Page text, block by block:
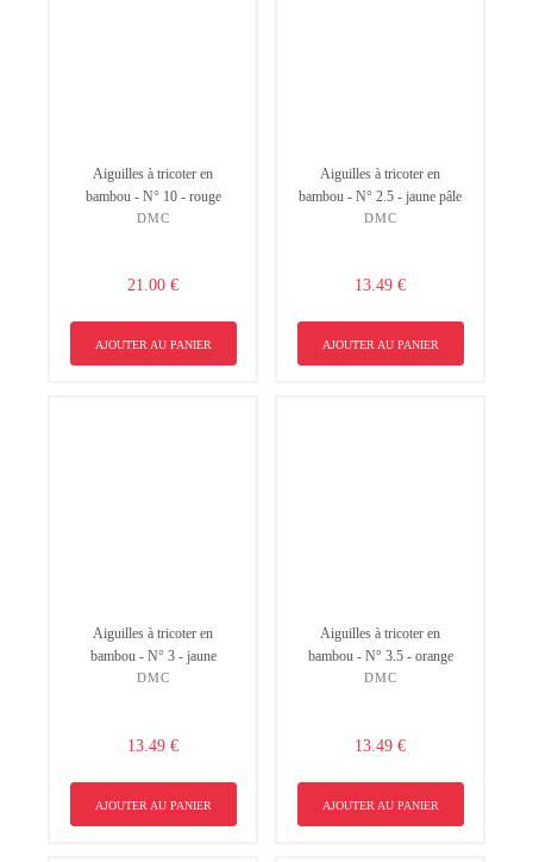
Aiguilles à tricoter en
bambou - N° 10 - rouge
DMC
21.00 €
AJOUTER AU PANIER
Aiguilles à tricoter en
bambou - N° 2.5 - jaune pâle
DMC
13.49 €
AJOUTER AU PANIER
Aiguilles à tricoter en
bambou - N° 3 - jaune
DMC
13.49 €
AJOUTER AU PANIER
Aiguilles à tricoter en
bambou - N° 3.5 - orange
DMC
13.49 €
AJOUTER AU PANIER